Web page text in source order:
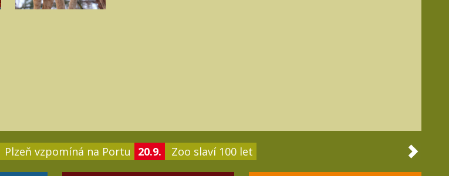
Plzeň vzpomíná na Portu 20.9. Zoo slaví 100 let